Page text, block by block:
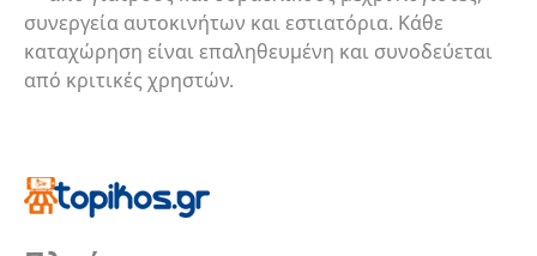
συνεργεία αυτοκινήτων και εστιατόρια. Κάθε
καταχώρηση είναι επαληθευμένη και συνοδεύεται
από κριτικές χρηστών.